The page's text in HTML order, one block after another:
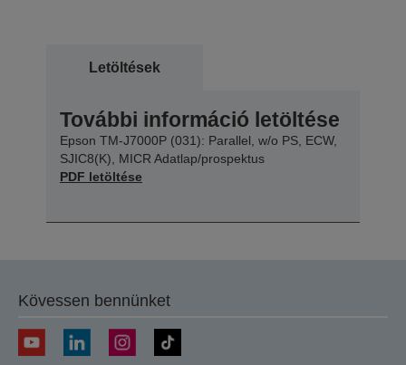
Letöltések
További információ letöltése
Epson TM-J7000P (031): Parallel, w/o PS, ECW,
SJIC8(K), MICR Adatlap/prospektus
PDF letöltése
Kövessen bennünket